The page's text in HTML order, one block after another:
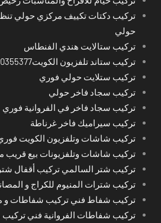
تركيب دكتات تكييف مركزي حولي
حولي
تركيب ستالايت هندي الفنطاس
تركيب ستاند تلفزيون الكويت50355377
تركيب ستلايت حولي فوري
تركيب سجاد فاخر حولي
تركيب سجاد فاخر في الفروانية فوري
تركيب سيراميك فاخر غرناطة
تركيب شاشات وتلفزيون الكويت
تركيب شاشات وتلفزيونات بيع قريب
تركيب شتر السالمي تركيب أقفال
تركيب شترات المنيوم للكراج و
تركيب شفاط فني تركيب شفاطات و
تركيب شفاطات الفروانية فني